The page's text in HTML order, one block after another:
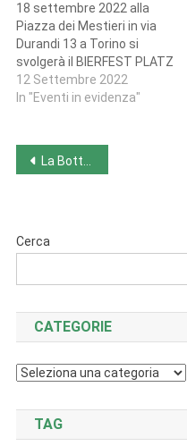
18 settembre 2022 alla
Piazza dei Mestieri in via
Durandi 13 a Torino si
svolgerà il BIERFEST PLATZ
una tre giorni di birra
artigianale, special menu,
Piazza e molto altro.
12 Settembre 2022
In "Eventi in evidenza"
Navigazione
La Bottega Matta @ Piccolo Birrificio Brioschi: una domenica di sapori toscani, birre ospiti e Northern Soul
Cerca
CATEGORIE
Categorie
TAG